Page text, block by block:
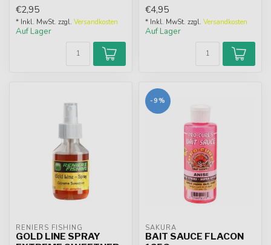
€2,95
* Inkl. MwSt. zzgl. Versandkosten
Auf Lager
€4,95
* Inkl. MwSt. zzgl. Versandkosten
Auf Lager
RENIERS FISHING
GOLD LINE SPRAY
-9%
SAKURA
BAIT SAUCE FLACON